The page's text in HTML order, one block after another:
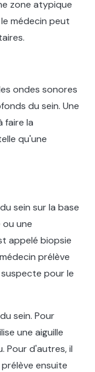
zone atypique
médecin peut
ondes sonores
du sein. Une
faire la
qu'une
sein sur la base
une
appelé biopsie
prélève
pour le
sein. Pour
une aiguille
Pour d'autres, il
ensuite